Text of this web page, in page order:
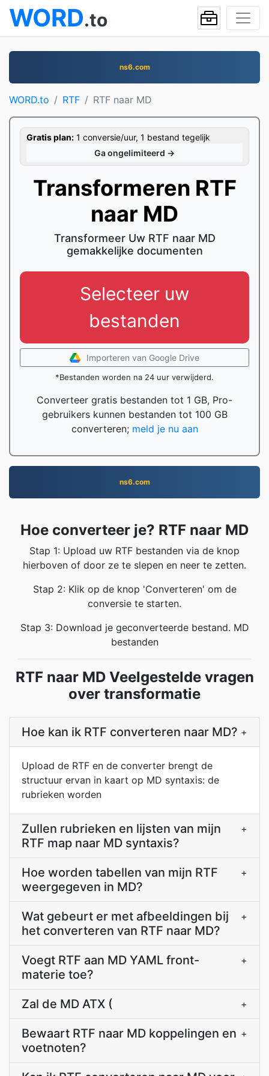
WORD.to
ns6.com
WORD.to RTF RTF naar MD
Gratis plan: 1 conversie/uur, 1 bestand tegelijk
Ga ongelimiteerd →
Transformeren RTF
naar MD
Transformeer Uw RTF naar MD
gemakkelijke documenten
Selecteer uw
bestanden
Importeren van Google Drive
*Bestanden worden na 24 uur verwijderd.
Converteer gratis bestanden tot 1 GB, Pro-
gebruikers kunnen bestanden tot 100 GB
converteren; meld je nu aan
ns6.com
Hoe converteer je? RTF naar MD
Stap 1: Upload uw RTF bestanden via de knop
hierboven of door ze te slepen en neer te zetten.
Stap 2: Klik op de knop 'Converteren' om de
conversie te starten.
Stap 3: Download je geconverteerde bestand. MD
bestanden
RTF naar MD Veelgestelde vragen
over transformatie
Hoe kan ik RTF converteren naar MD? +
Upload de RTF en de converter brengt de
structuur ervan in kaart op MD syntaxis: de
rubrieken worden
Zullen rubrieken en lijsten van mijn
RTF map naar MD syntaxis?
+
Hoe worden tabellen van mijn RTF
weergegeven in MD?
+
Wat gebeurt er met afbeeldingen bij
het converteren van RTF naar MD?
+
Voegt RTF aan MD YAML front-
materie toe?
+
Zal de MD ATX ( +
Bewaart RTF naar MD koppelingen en
voetnoten?
+